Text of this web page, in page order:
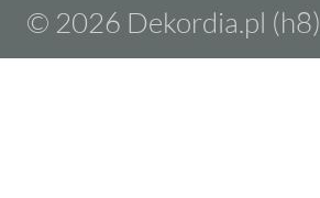
© 2026 Dekordia.pl (h8)